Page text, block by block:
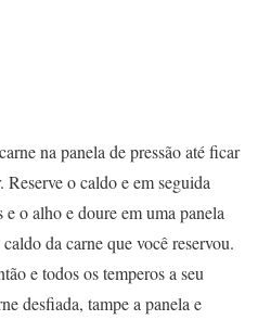
na panela de pressão até ficar
Reserve o caldo e em seguida
o alho e doure em uma panela
da carne que você reservou.
e todos os temperos a seu
desfiada, tampe a panela e